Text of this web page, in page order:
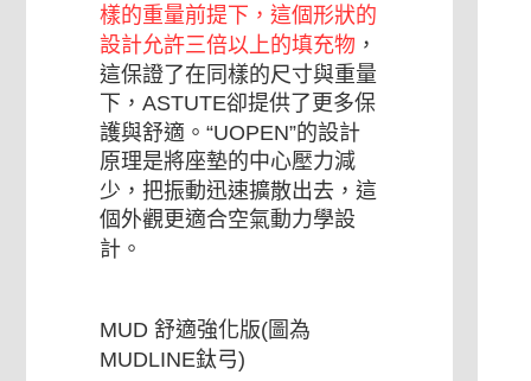
樣的重量前提下，這個形狀的
設計允許三倍以上的填充物 ，
這保證了在同樣的尺寸與重量
下，ASTUTE卻提供了更多保
護與舒適。“UOPEN”的設計
原理是將座墊的中心壓力減
少，把振動迅速擴散出去，這
個外觀更適合空氣動力學設
計。
MUD 舒適強化版(圖為
MUDLINE鈦弓)